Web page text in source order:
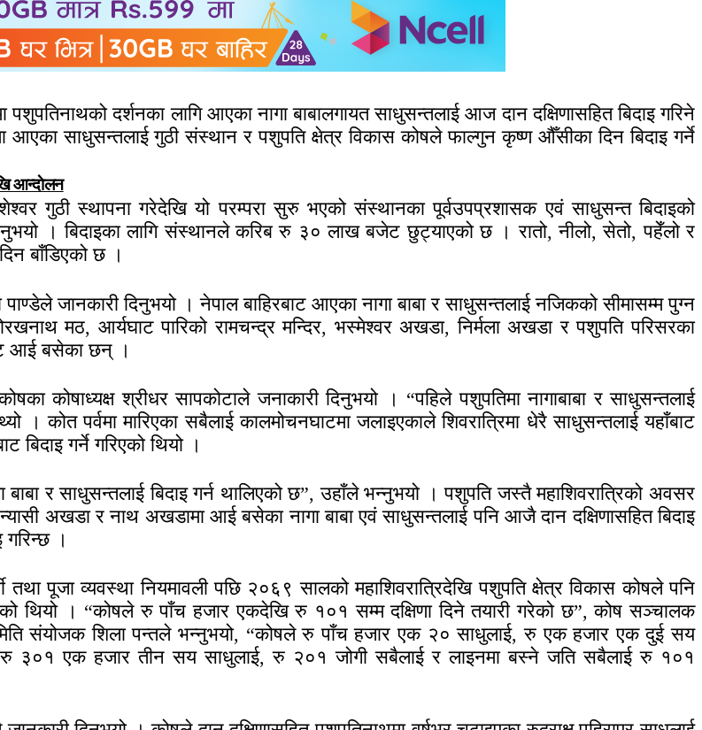
आन्दाेलन
दर्शनका लागि आएका नागा बाबालगायत साधुसन्तलाई आज दान दक्षिणासहित बिदाइ गरिने
आएका साधुसन्तलाई गुठी संस्थान र पशुपति क्षेत्र विकास कोषले फाल्गुन कृष्ण औँसीका दिन बिदाइ गर्ने
गुठी स्थापना गरेदेखि यो परम्परा सुरु भएको संस्थानका पूर्वउपप्रशासक एवं साधुसन्त बिदाइको
। बिदाइका लागि संस्थानले करिब रु ३० लाख बजेट छुट्याएको छ । रातो, नीलो, सेतो, पहेँलो र
बाँडिएको छ ।
जानकारी दिनुभयो । नेपाल बाहिरबाट आएका नागा बाबा र साधुसन्तलाई नजिकको सीमासम्म पुग्न
मठ, आर्यघाट पारिको रामचन्द्र मन्दिर, भस्मेश्वर अखडा, निर्मला अखडा र पशुपति परिसरका
आई बसेका छन् ।
कोषाध्यक्ष श्रीधर सापकोटाले जनाकारी दिनुभयो । “पहिले पशुपतिमा नागाबाबा र साधुसन्तलाई
। कोत पर्वमा मारिएका सबैलाई कालमोचनघाटमा जलाइएकाले शिवरात्रिमा धेरै साधुसन्तलाई यहाँबाट
बिदाइ गर्ने गरिएको थियो ।
र साधुसन्तलाई बिदाइ गर्न थालिएको छ”, उहाँले भन्नुभयो । पशुपति जस्तै महाशिवरात्रिको अवसर
अखडा र नाथ अखडामा आई बसेका नागा बाबा एवं साधुसन्तलाई पनि आजै दान दक्षिणासहित बिदाइ
।
पूजा व्यवस्था नियमावली पछि २०६९ सालको महाशिवरात्रिदेखि पशुपति क्षेत्र विकास कोषले पनि
थियो । “कोषले रु पाँच हजार एकदेखि रु १०१ सम्म दक्षिणा दिने तयारी गरेको छ”, कोष सञ्चालक
संयोजक शिला पन्तले भन्नुभयो, “कोषले रु पाँच हजार एक २० साधुलाई, रु एक हजार एक दुई सय
एक हजार तीन सय साधुलाई, रु २०१ जोगी सबैलाई र लाइनमा बस्ने जति सबैलाई रु १०१